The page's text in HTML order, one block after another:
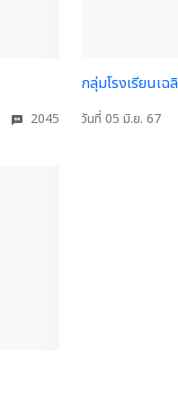
2045
กลุ่มโรงเรียนเ
วันที่ 05 มิ.ย. 67